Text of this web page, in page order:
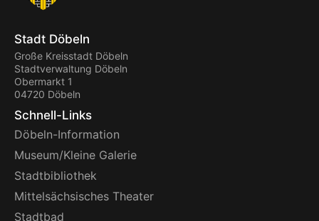
Stadt Döbeln
Große Kreisstadt Döbeln
Stadtverwaltung Döbeln
Obermarkt 1
04720 Döbeln
Schnell-Links
Döbeln-Information
Museum/Kleine Galerie
Stadtbibliothek
Mittelsächsisches Theater
Stadtbad